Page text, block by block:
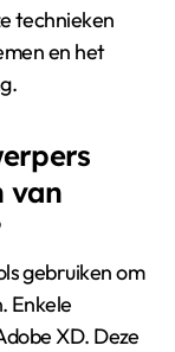
technieken
en het
van
gebruiken om
Enkele
XD. Deze